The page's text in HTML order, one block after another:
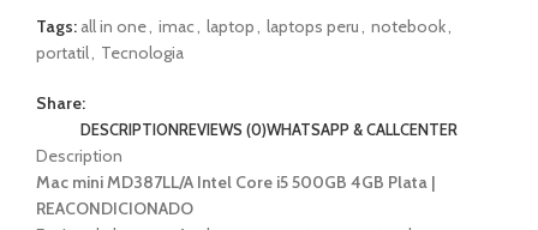
Tags: all in one imac laptop laptops peru notebook
portatil
Tecnologia
Share:
DESCRIPTIONREVIEWS (0)WHATSAPP & CALLCENTER
Description
Mac mini MD387LL/A Intel Core i5 500GB 4GB Plata |
REACONDICIONADO